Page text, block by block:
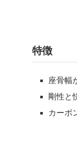
特徴
座骨幅
剛性と
カーボ